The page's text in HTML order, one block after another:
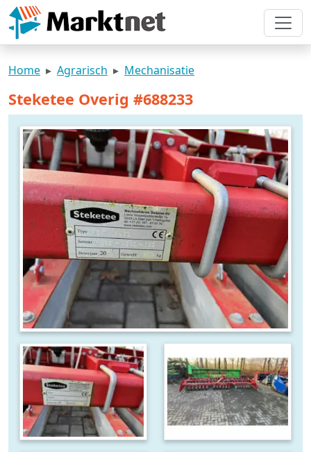
Home Agrarisch Mechanisatie
Steketee Overig #688233